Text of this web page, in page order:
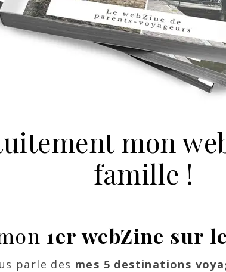
mon
famille !
1er webZine sur
parle des mes 5 destinations